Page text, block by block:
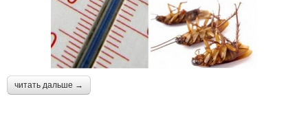
читать дальше →